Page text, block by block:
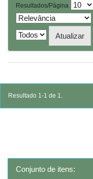
Resultados/Página
Resultado 1-1 de 1.
Conjunto de itens: